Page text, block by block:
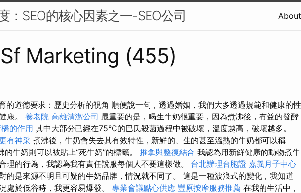
：SEO的核心因素之一-SEO公司 About
Marketing (455)
的道德要求：歷史分析的視角 順便說一句，透過婚姻，我們大多透過規範和健康的性
康。 養老院 高雄清潔公司 最重要的是，喝生牛奶很重要，因為煮沸後，有益的發酵
橋的作用 其中大部分已經在75°C的巴氏殺菌過程中被破壞，溫度越高，破壞越多。
有神采 煮沸後，牛奶會失去其有效特性，新鮮的、生的甚至溫熱的牛奶都可以稱
的牛奶則可以被貼上“死牛奶”的標籤。 推拿與整復結合 我認為用新鮮健康的動物煮牛
理的行為，我認為我有責任說服每個人不要這樣做。 台北辦理台胞證 嘉義月子中心
的是來源不明且可疑的牛奶品牌，情況就不同了。 這是一種波浪式的變化，我知道
處於低谷時，我更容易爆發。 專業會議點心供應 豐原按摩服務推薦 在我的生活中，